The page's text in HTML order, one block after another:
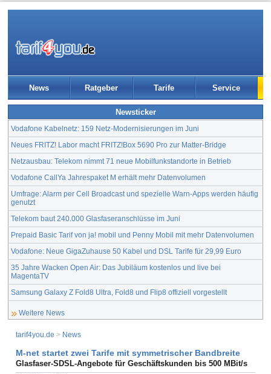
News Ratgeber Tarife Service
Newsticker
Vodafone Kabelnetz: 159 Netz-Modernisierungen im Juni
Neues FRITZ! Labor macht FRITZ!Box 5690 Pro zur Matter-Bridge
Netzausbau: Telekom nimmt 71 neue Mobilfunkstandorte in Betrieb
Vodafone CallYa Jahrespaket M erhält mehr Datenvolumen
Umfrage: Alarm per Cell Broadcast und spezielle Warn-Apps werden häufig
genutzt
Telekom baut 240.000 Glasfaseranschlüsse im Juni
Prepaid Basic Tarif von ja! mobil und Penny Mobil mit mehr Datenvolumen
Vodafone: Neue GigaZuhause 50 Kabel und DSL Tarife für 29,99 Euro
35 Jahre Wacken Open Air: Das Jubiläum kostenlos und live bei
MagentaTV
Samsung Galaxy Z Fold8 Ultra, Fold8 und Flip8 offiziell vorgestellt
Weitere News
tarif4you.de > News
M-net startet zwei Tarife mit symmetrischer Bandbreite
Glasfaser-SDSL-Angebote für Geschäftskunden bis 500 MBit/s